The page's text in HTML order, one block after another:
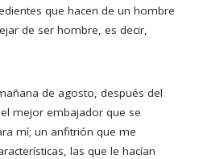
que hacen de un hombre
de ser hombre, es decir,
de agosto, después del
mejor embajador que se
mí; un anfitrión que me
las que le hacían